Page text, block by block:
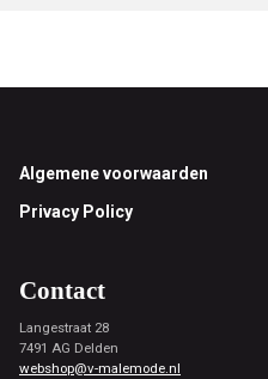
Footer
Algemene voorwaarden
Privacy Policy
Contact
Langestraat 28
7491 AG Delden
webshop@v-malemode.nl